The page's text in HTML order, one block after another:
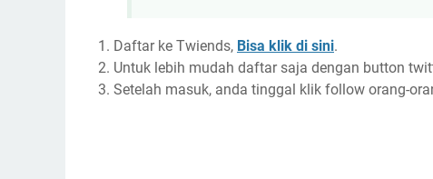
1. Daftar ke Twiends, Bisa klik di sini.
2. Untuk lebih mudah daftar saja dengan button
3. Setelah masuk, anda tinggal klik follow orang-